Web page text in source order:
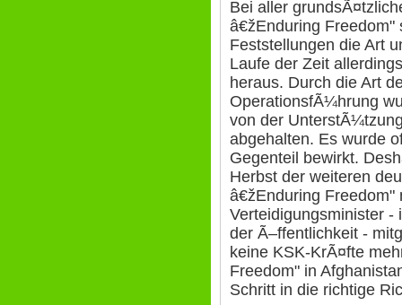
Bei aller
â€žEnduring Freedom"
Feststellungen die Art
Laufe der Zeit
heraus. Durch die Art
OperationsfÃ¼hrung
von der
abgehalten. Es wurde
Gegenteil bewirkt.
Herbst der weiteren
â€žEnduring Freedom"
Verteidigungsminister
der Ã–ffentlichkeit -
keine KSK-KrÃ¤fte
Freedom" in
Schritt in die richtige